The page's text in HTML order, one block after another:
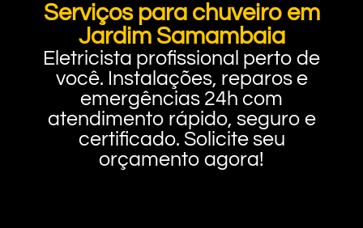
Serviços para chuveiro em
Jardim Samambaia
Eletricista profissional perto de
você. Instalações, reparos e
emergências 24h com
atendimento rápido, seguro e
certificado. Solicite seu
orçamento agora!